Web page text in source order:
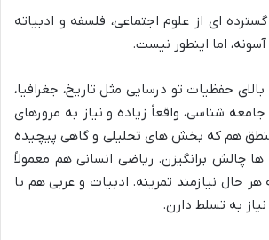
ای از علوم اجتماعی، فلسفه و ادبیاته
اما اینطور نیست.
حفظیات تو درسایی مثل تاریخ، جغرافیا،
جامعه شناسی، واقعاً زیاده و نیاز به مرورهای
هم که بخش های تحلیلی و گاهی پیچیده
ها چالش برانگیزن. ریاضی انسانی هم معمولاً
هر حال نیازمند تمرینه. ادبیات و عربی هم با
به تسلط دارن.